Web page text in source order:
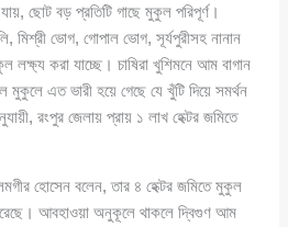
যায়, ছোট বড় প্রতিটি গাছে মুকুল পরিপূর্ণ।
মিশ্রী ভোগ, গোপাল ভোগ, সূর্যপুরীসহ নানান
লক্ষ্য করা যাচ্ছে। চাষিরা খুশিমনে আম বাগান
মুকুলে এত ভারী হয়ে গেছে যে খুঁটি দিয়ে সমর্থন
রংপুর জেলায় প্রায় ১ লাখ হেক্টর জমিতে
হোসেন বলেন, তার ৪ হেক্টর জমিতে মুকুল
আবহাওয়া অনুকূলে থাকলে দ্বিগুণ আম